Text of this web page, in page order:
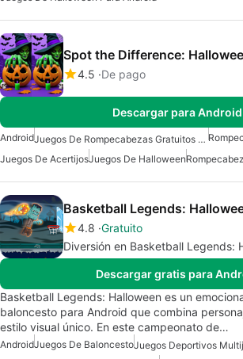
Spot the Difference:
4.5 De pago
Descargar para Android
Android Juegos De Rompecabezas Gratuitos Para Android
Juegos De AcertijosJuegos De Halloween
Basketball Legends:
4.8 Gratuito
Diversión en Basketball Legends:
Descargar gratis para
Basketball Legends: Halloween es un
baloncesto para Android que combina
estilo visual único. En este campeonato de…
AndroidJuegos De Baloncesto